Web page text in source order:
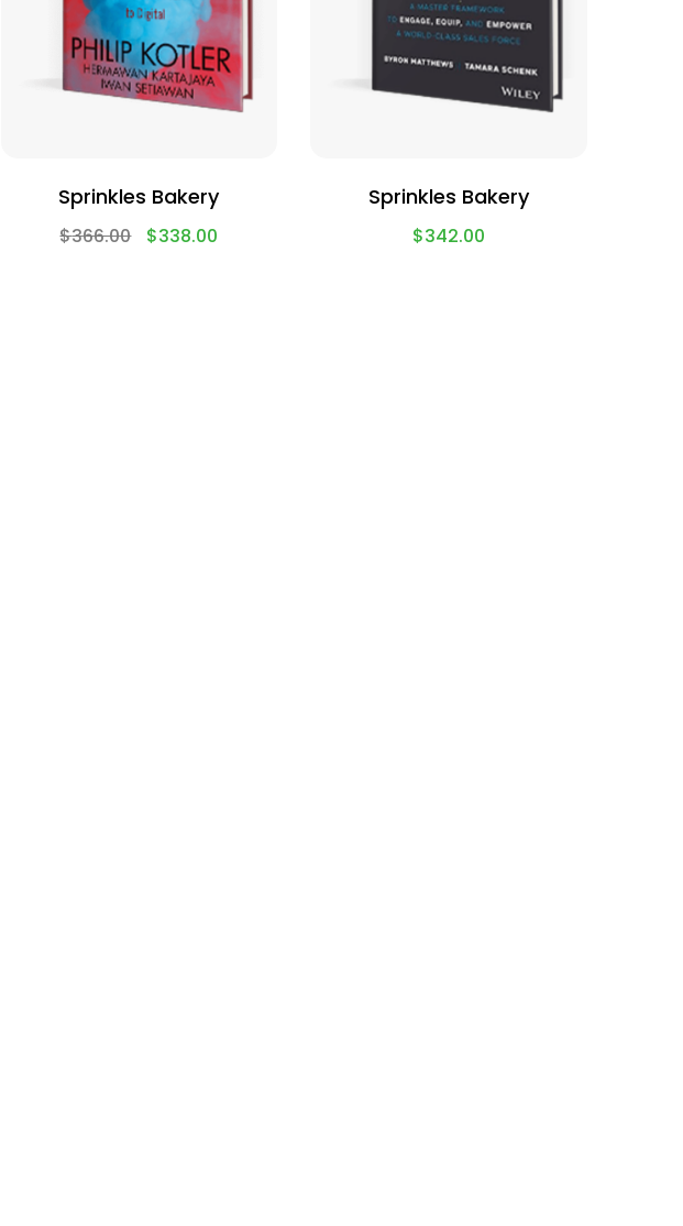
Sprinkles Bakery
$366.00 $338.00
Sprinkles Bakery
$342.00